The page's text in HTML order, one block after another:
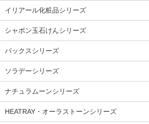
イリアール化粧品シリーズ
シャボン玉石けんシリーズ
パックスシリーズ
ソラデーシリーズ
ナチュラムーンシリーズ
HEATRAY・オーラストーンシリーズ